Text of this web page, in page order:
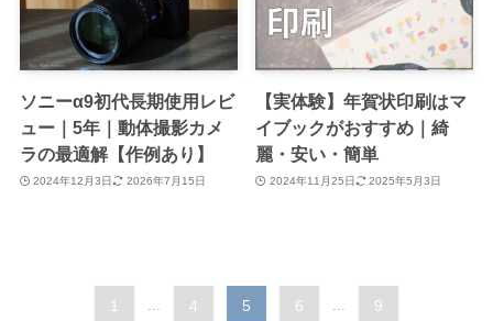
ソニーα9初代長期使用レビ
ュー｜5年｜動体撮影カメ
ラの最適解【作例あり】
2024年12月3日 2026年7月15日
【実体験】年賀状印刷はマ
イブックがおすすめ｜綺
麗・安い・簡単
2024年11月25日 2025年5月3日
1 ... 4 5 6 ... 9